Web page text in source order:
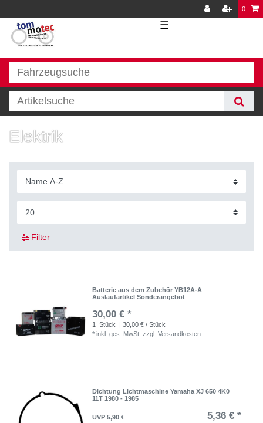
0
☰
Elektrik
Filter
Batterie aus dem Zubehör YB12A-A
Auslaufartikel Sonderangebot
30,00 € *
1 Stück
| 30,00 € / Stück
*inkl. ges. MwSt. zzgl.Versandkosten
Dichtung Lichtmaschine Yamaha XJ 650 4K0
11T 1980 - 1985
UVP 5,90 € 5,36 € *